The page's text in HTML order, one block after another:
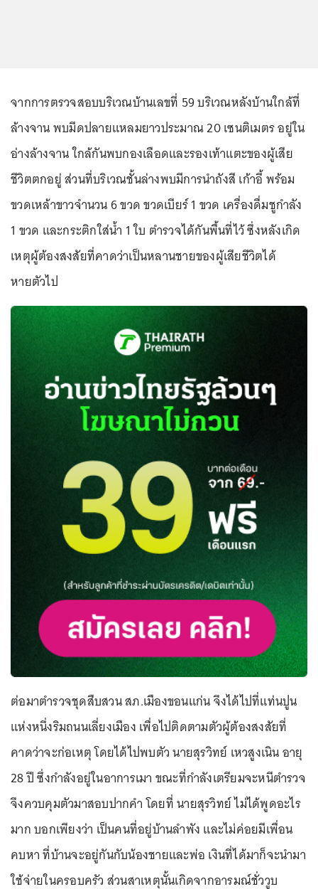
จากการตรวจสอบบริเวณบ้านเลขที่ 59 บริเวณหลังบ้านใกล้ที่
ล้างจาน พบมีดปลายแหลมยาวประมาณ 20 เซนติเมตร อยู่ใน
อ่างล้างจาน ใกล้กันพบกองเลือดและรองเท้าแตะของผู้เสีย
ชีวิตตกอยู่ ส่วนที่บริเวณชั้นล่างพบมีการนำถังสี เก้าอี้ พร้อม
ขวดเหล้าขาวจำนวน 6 ขวด ขวดเบียร์ 1 ขวด เครื่องดื่มชูกำลัง
1 ขวด และกระติกใส่น้ำ 1 ใบ ตำรวจได้กันพื้นที่ไว้ ซึ่งหลังเกิด
เหตุผู้ต้องสงสัยที่คาดว่าเป็นหลานชายของผู้เสียชีวิตได้
หายตัวไป
ต่อมาตำรวจชุดสืบสวน สภ.เมืองขอนแก่น จึงได้ไปที่แท่นปูน
แห่งหนึ่งริมถนนเลี่ยงเมือง เพื่อไปติดตามตัวผู้ต้องสงสัยที่
คาดว่าจะก่อเหตุ โดยได้ไปพบตัว นายสุรวิทย์ เหวสูงเนิน อายุ
28 ปี ซึ่งกำลังอยู่ในอาการเมา ขณะที่กำลังเตรียมจะหนีตำรวจ
จึงควบคุมตัวมาสอบปากคำ โดยที่ นายสุรวิทย์ ไม่ได้พูดอะไร
มาก บอกเพียงว่า เป็นคนที่อยู่บ้านลำพัง และไม่ค่อยมีเพื่อน
คบหา ที่บ้านจะอยู่กันกับน้องชายและพ่อ เงินที่ได้มาก็จะนำมา
ใช้จ่ายในครอบครัว ส่วนสาเหตุนั้นเกิดจากอารมณ์ชั่ววูบ